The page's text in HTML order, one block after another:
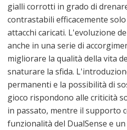
gialli corrotti in grado di
contrastabili efficacemente
attacchi caricati. L'evoluzione
anche in una serie di
migliorare la qualità della vita
snaturare la sfida.
permanenti e la possibilità di
gioco rispondono alle criticità
in passato, mentre il supporto
funzionalità del DualSense e